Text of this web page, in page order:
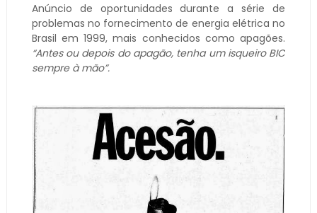
Anúncio de oportunidades durante a série de
problemas no fornecimento de energia elétrica no
Brasil em 1999, mais conhecidos como apagões.
“Antes ou depois do apagão, tenha um isqueiro BIC
sempre à mão”.